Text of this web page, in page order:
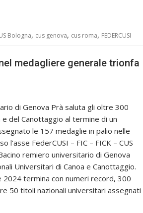
Bologna, cus genova, cus roma, FEDERCUSI
medagliere generale trionfa
di Genova Prà saluta gli oltre 300
del Canottaggio al termine di un
le 157 medaglie in palio nelle
l’asse FederCUSI – FIC – FICK – CUS
remiero universitario di Genova
Universitari di Canoa e Canottaggio.
termina con numeri record, 300
50 titoli nazionali universitari assegnati